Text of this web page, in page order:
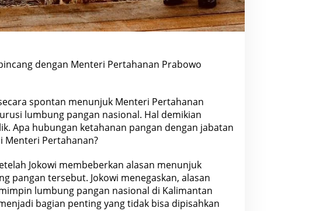
dengan Menteri Pertahanan Prabowo
spontan menunjuk Menteri Pertahanan
lumbung pangan nasional. Hal demikian
Apa hubungan ketahanan pangan dengan jabatan
Menteri Pertahanan?
Jokowi membeberkan alasan menunjuk
pangan tersebut. Jokowi menegaskan, alasan
lumbung pangan nasional di Kalimantan
bagian penting yang tidak bisa dipisahkan